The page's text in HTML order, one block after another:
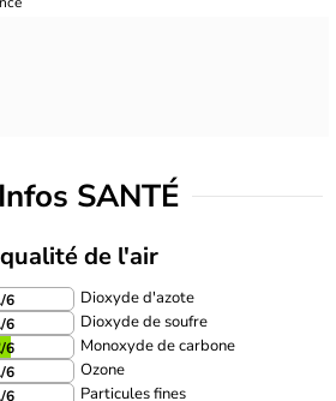
Infos SANTÉ
de l'air
/6 Dioxyde d'azote
/6 Dioxyde de soufre
/6 Monoxyde de carbone
/6 Ozone
/6 Particules fines